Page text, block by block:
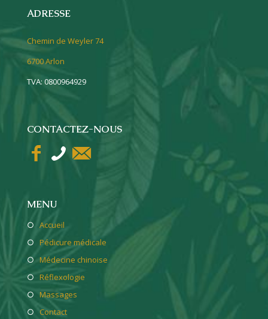
ADRESSE
Chemin de Weyler 74
6700 Arlon
TVA: 0800964929
CONTACTEZ-NOUS
MENU
○ Accueil
○ Pédicure médicale
○Médecine chinoise
○ Réflexologie
○ Massages
○Contact